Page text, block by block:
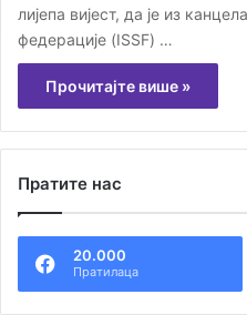
лијепа вијест, да је из
федерације (ISSF) …
Прочитајте више »
Пратите нас
20.000
Пратилаца